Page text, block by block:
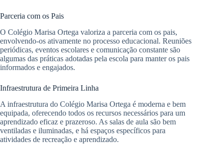
Parceria com os Pais
O Colégio Marisa Ortega valoriza a parceria com os pais,
envolvendo-os ativamente no processo educacional. Reuniões
periódicas, eventos escolares e comunicação constante são
algumas das práticas adotadas pela escola para manter os pais
informados e engajados.
Infraestrutura de Primeira Linha
A infraestrutura do Colégio Marisa Ortega é moderna e bem
equipada, oferecendo todos os recursos necessários para um
aprendizado eficaz e prazeroso. As salas de aula são bem
ventiladas e iluminadas, e há espaços específicos para
atividades de recreação e aprendizado.